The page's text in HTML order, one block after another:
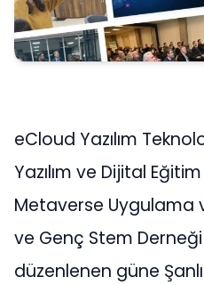
eCloud Yazılım
Yazılım ve Dijital
Metaverse Uygulama
ve Genç Stem
düzenlenen güne